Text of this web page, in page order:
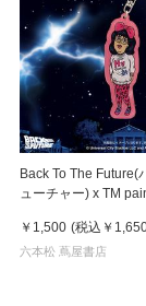
Back To The Future(
ューチャー) x TM
￥1,500 (税込 ￥
六本松 蔦屋書店